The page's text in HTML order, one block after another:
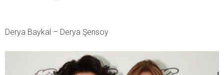
Derya Baykal – Derya Şensoy